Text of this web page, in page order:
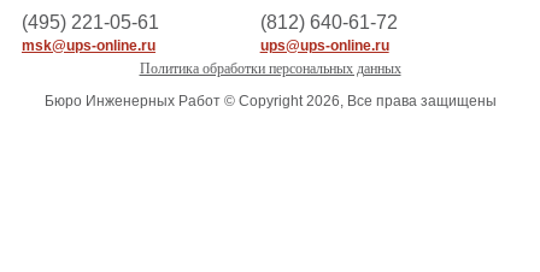
(495) 221-05-61
msk@ups-online.ru
(812) 640-61-72
ups@ups-online.ru
Политика обработки персональных данных
Бюро Инженерных Работ © Copyright 2026, Все права защищены